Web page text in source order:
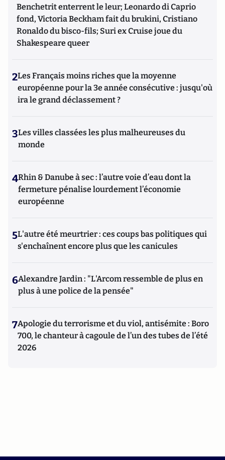
Benchetrit enterrent le leur; Leonardo di Caprio
fond, Victoria Beckham fait du brukini, Cristiano
Ronaldo du bisco-fils; Suri ex Cruise joue du
Shakespeare queer
2Les Français moins riches que la moyenne
européenne pour la 3e année consécutive : jusqu'où
ira le grand déclassement ?
3Les villes classées les plus malheureuses du
monde
4Rhin & Danube à sec : l’autre voie d’eau dont la
fermeture pénalise lourdement l’économie
européenne
5L'autre été meurtrier : ces coups bas politiques qui
s'enchaînent encore plus que les canicules
6Alexandre Jardin : "L'Arcom ressemble de plus en
plus à une police de la pensée"
7Apologie du terrorisme et du viol, antisémite : Boro
700, le chanteur à cagoule de l’un des tubes de l’été
2026